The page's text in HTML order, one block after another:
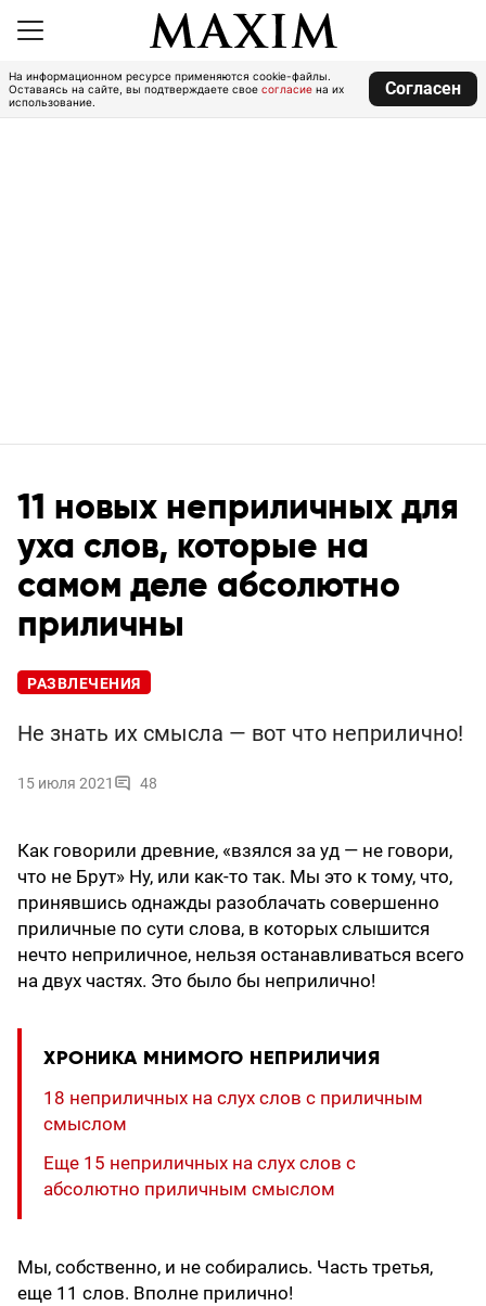
На информационном ресурсе применяются cookie-файлы.
Оставаясь на сайте, вы подтверждаете свое согласие на их
использование.
Согласен
11 новых неприличных для
уха слов, которые на
самом деле абсолютно
приличны
РАЗВЛЕЧЕНИЯ
Не знать их смысла — вот что неприлично!
15 июля 2021 48
Как говорили древние, «взялся за уд — не говори,
что не Брут» Ну, или как-то так. Мы это к тому, что,
принявшись однажды разоблачать совершенно
приличные по сути слова, в которых слышится
нечто неприличное, нельзя останавливаться всего
на двух частях. Это было бы неприлично!
ХРОНИКА МНИМОГО НЕПРИЛИЧИЯ
18 неприличных на слух слов с приличным
смыслом
Еще 15 неприличных на слух слов с
абсолютно приличным смыслом
Мы, собственно, и не собирались. Часть третья,
еще 11 слов. Вполне прилично!